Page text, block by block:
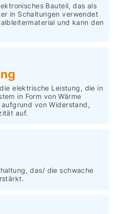
Bauteil, das als
in Schaltungen verwendet
und kann den
elektrische Leistung, die in
in Form von Wärme
von Widerstand,
auf.
das/ die schwache